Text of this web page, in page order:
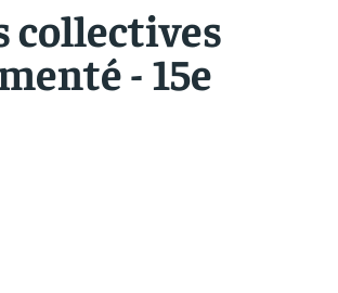
collectives
- 15e